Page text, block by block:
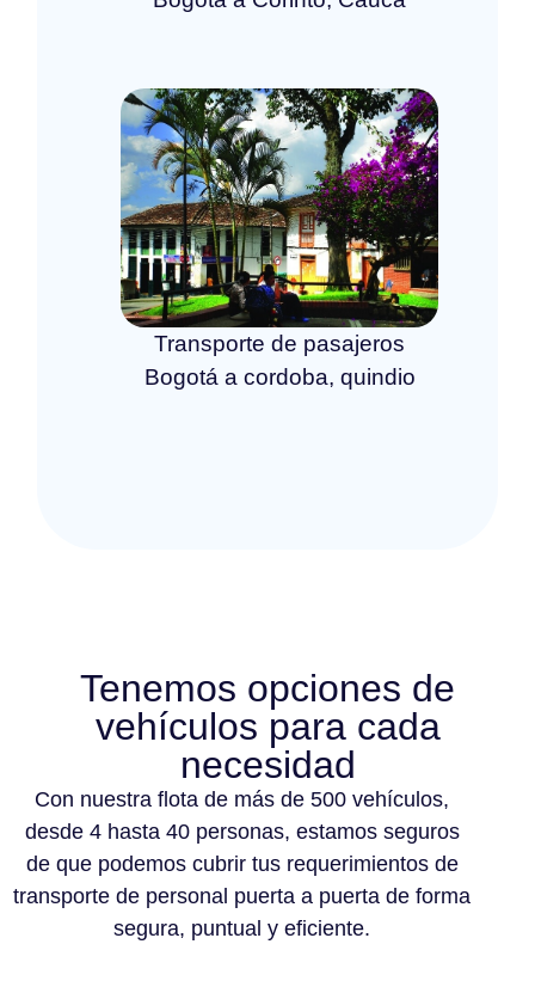
Transporte de pasajeros
Bogotá a cordoba, quindio
Tenemos opciones de
vehículos para cada
necesidad
Con nuestra flota de más de 500 vehículos,
desde 4 hasta 40 personas, estamos seguros
de que podemos cubrir tus requerimientos de
transporte de personal puerta a puerta de forma
segura, puntual y eficiente.